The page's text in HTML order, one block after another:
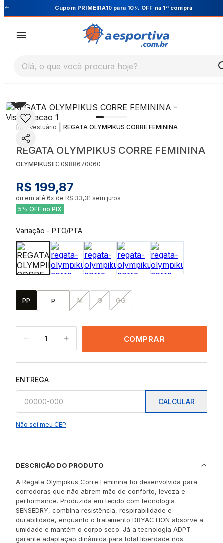
Cupom PRIMEIRA10 para 10% OFF na 1ª compra
Olá, o que você procura hoje?
Vestuário REGATA OLYMPIKUS CORRE FEMININA
REGATA OLYMPIKUS CORRE FEMININA
OLYMPIKUSID: 0988670060
R$ 199,87
ou em até 6x de R$ 33,31 sem juros
5% OFF no PIX
Variação - PTO/PTA
PP P M G GG
1 COMPRAR
ENTREGA
CALCULAR
Não sei meu CEP
DESCRIÇÃO DO PRODUTO
A Regata Olympikus Corre Feminina foi desenvolvida para
corredoras que não abrem mão de conforto, leveza e
performance. Produzida em tecido com tecnologia
SENSEDRY, combina resistência, respirabilidade e
durabilidade, enquanto o tratamento DRYACTION absorve a
umidade e mantém o corpo seco. Já a tecnologia ADPT
garante adaptação dinâmica para total liberdade nos